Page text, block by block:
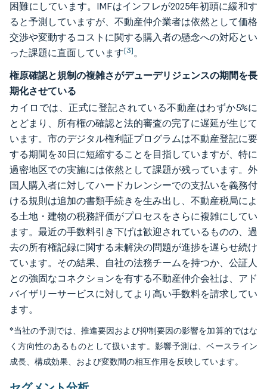
困難にしています。IMFはインフレが2025年初頭に緩和す
ると予測していますが、不動産仲介業者は依然として価格
交渉や変動するコストに関する購入者の懸念への対応とい
った課題に直面しています[3]。
権原確認と規制の複雑さがデューデリジェンスの期間を長
期化させている
カイロでは、正式に登記されている不動産はわずか5%に
とどまり、所有権の確認と法的審査の完了に遅延が生じて
います。市のデジタル権利証プログラムは不動産登記に要
する期間を30日に短縮することを目指していますが、特に
過密地区での実施には依然として課題が残っています。外
国人購入者に対してハードカレンシーでの支払いを義務付
ける規則は追加の書類手続きを生み出し、不動産税局によ
る土地・建物の税務評価がプロセスをさらに複雑にしてい
ます。最近の手数料引き下げは歓迎されているものの、過
去の所有権記録に関する未解決の問題が進捗を遅らせ続け
ています。その結果、自社の法務チームを持つか、公証人
との強固なコネクションを有する不動産仲介会社は、アド
バイザリーサービスに対してより高い手数料を請求してい
ます。
*当社の予測では、推進要因および抑制要因の影響を加算的ではな
く方向性のあるものとして扱います。影響予測は、ベースライン
成長、構成効果、および変数間の相互作用を反映しています。